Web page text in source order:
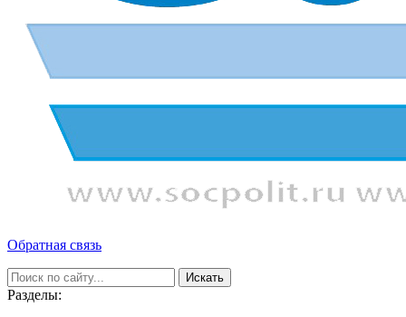
Обратная связь
Искать
Разделы: